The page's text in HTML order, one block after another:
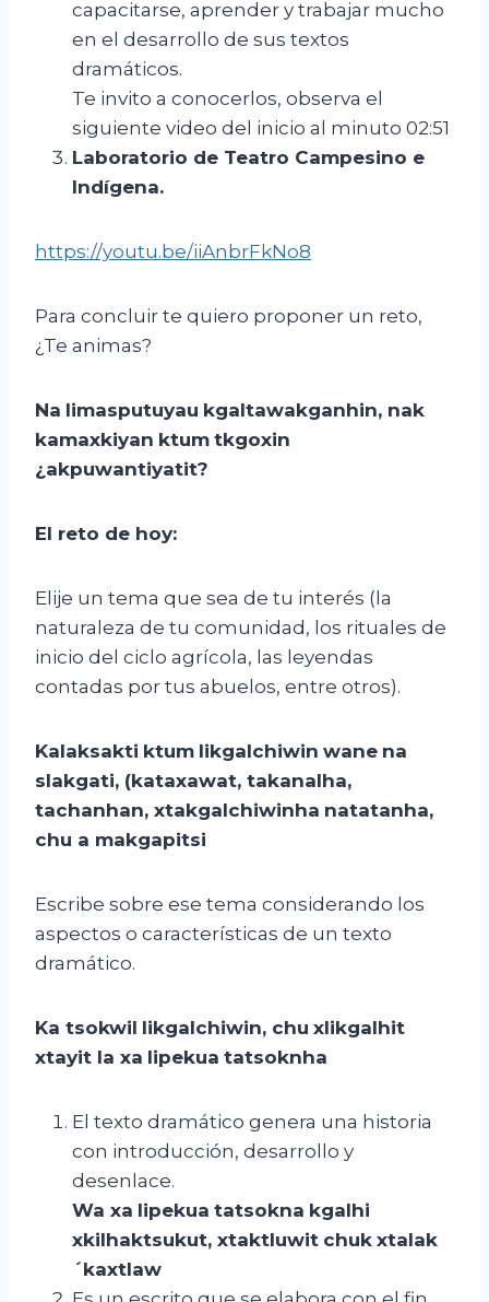
capacitarse, aprender y trabajar mucho
en el desarrollo de sus textos
dramáticos.
Te invito a conocerlos, observa el
siguiente video del inicio al minuto 02:51
Laboratorio de Teatro Campesino e
Indígena.
https://youtu.be/iiAnbrFkNo8
Para concluir te quiero proponer un reto,
¿Te animas?
Na limasputuyau kgaltawakganhin, nak
kamaxkiyan ktum tkgoxin
¿ akpuwantiyatit?
El reto de hoy:
Elije un tema que sea de tu interés (la
naturaleza de tu comunidad, los rituales de
inicio del ciclo agrícola, las leyendas
contadas por tus abuelos, entre otros).
Kalaksakti ktum likgalchiwin wane na
slakgati, (kataxawat, takanalha,
tachanhan, xtakgalchiwinha natatanha,
chu a makgapitsi
Escribe sobre ese tema considerando los
aspectos o características de un texto
dramático.
Ka tsokwil likgalchiwin, chu xlikgalhit
xtayit la xa lipekua tatsoknha
El texto dramático genera una historia
con introducción, desarrollo y
desenlace.
Wa xa lipekua tatsokna kgalhi
xkilhaktsukut, xtaktluwit chuk xtalak
´kaxtlaw